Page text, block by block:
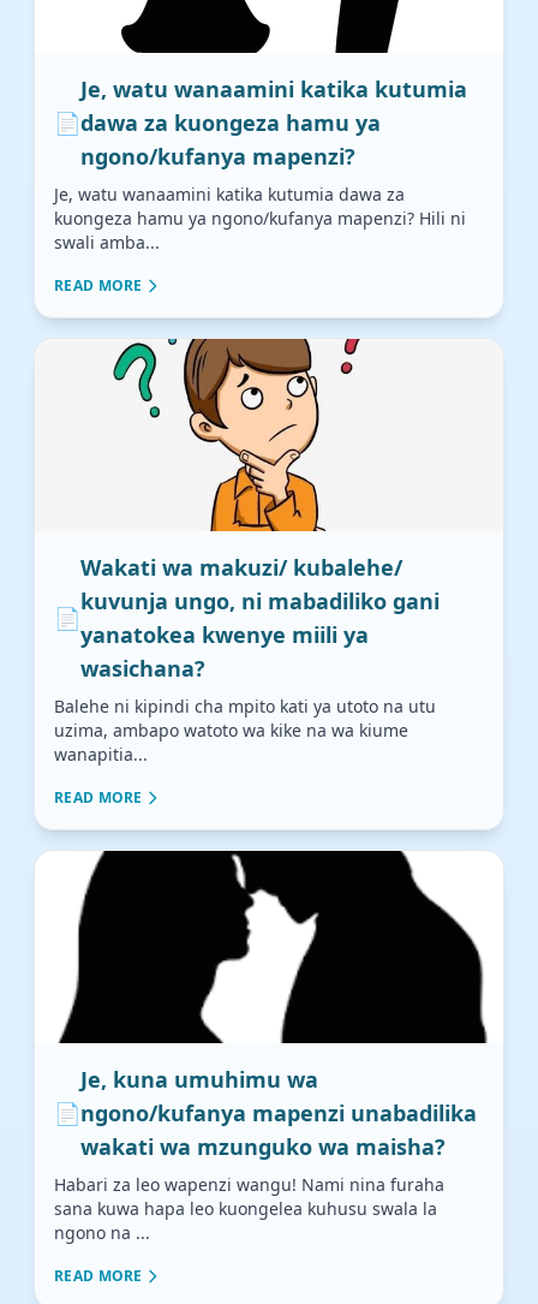
📄
Je, watu wanaamini katika kutumia
dawa za kuongeza hamu ya
ngono/kufanya mapenzi?
Je, watu wanaamini katika kutumia dawa za
kuongeza hamu ya ngono/kufanya mapenzi? Hili ni
swali amba...
READ MORE
📄
Wakati wa makuzi/ kubalehe/
kuvunja ungo, ni mabadiliko gani
yanatokea kwenye miili ya
wasichana?
Balehe ni kipindi cha mpito kati ya utoto na utu
uzima, ambapo watoto wa kike na wa kiume
wanapitia...
READ MORE
📄
Je, kuna umuhimu wa
ngono/kufanya mapenzi unabadilika
wakati wa mzunguko wa maisha?
Habari za leo wapenzi wangu! Nami nina furaha
sana kuwa hapa leo kuongelea kuhusu swala la
ngono na ...
READ MORE